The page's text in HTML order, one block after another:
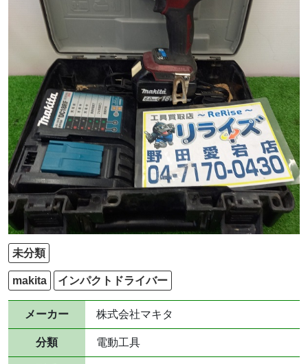
未分類
makita インパクトドライバー
メーカー 株式会社マキタ
分類 電動工具